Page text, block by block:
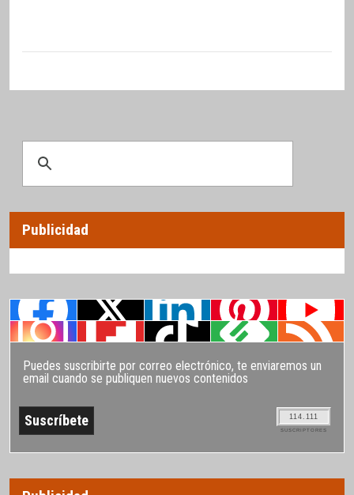
Publicidad
Puedes suscribirte por correo electrónico, te enviaremos un
email cuando se publiquen nuevos contenidos
114.111
SUSCRIPTORES